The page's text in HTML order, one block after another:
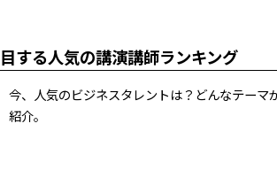
する人気の講演講師ランキング
今、人気のビジネスタレントは？どんなテー
紹介。